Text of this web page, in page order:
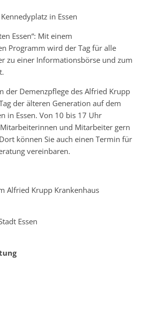
in Essen
Essen“: Mit einem
Programm wird der Tag für alle
zu einer Informationsbörse und zum
der Demenzpflege des Alfried Krupp
der älteren Generation auf dem
in Essen. Von 10 bis 17 Uhr
und Mitarbeiter gern
können Sie auch einen Termin für
vereinbaren.
Alfried Krupp Krankenhaus
Essen